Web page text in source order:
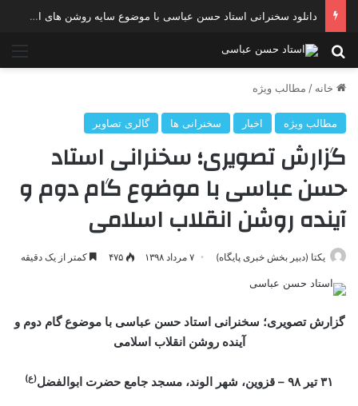
دانلود سخنرانی استاد حسن عباسی با موضوع چهار انتخاب ۱۴۰۰
جستجو برای
خانه / مطالب ویژه
مطالب ویژه اخبار سخنرانی ها گالری تصاویر
گزارش تصویری؛ سخنرانی استاد
حسن عباسی با موضوع گام دوم و
آینده روشن انقلاب اسلامی
یکتا (دبیر بخش خبری پایگاه) ۷ مرداد ۱۳۹۸ ۴۷۵ کمتر از یک دقیقه
گزارش تصویری؛ سخنرانی استاد حسن عباسی با موضوع گام دوم و
آینده روشن انقلاب اسلامی
۳۱ تیر ۹۸ – قزوین، شهر الوند، مسجد جامع حضرت ابوالفضل (ع)